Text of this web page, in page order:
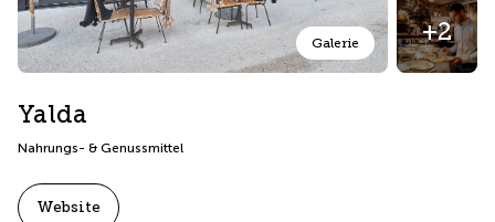
Galerie +2
Yalda
Nahrungs- & Genussmittel
Website